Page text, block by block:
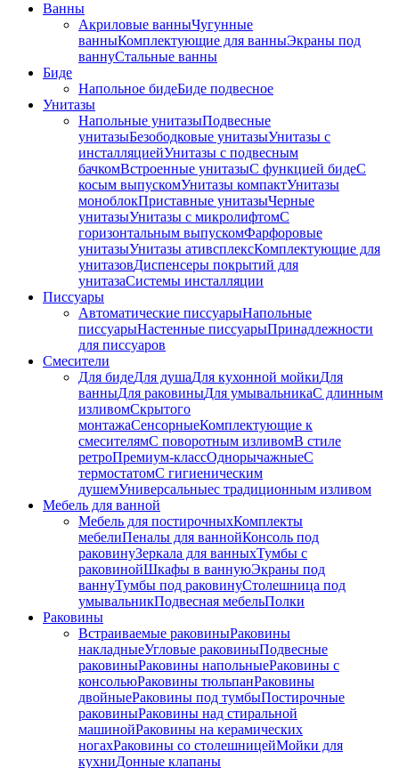
Ванны
Акриловые ванныЧугунные
ванныКомплектующие для ванныЭкраны под
ваннуСтальные ванны
Биде
Напольное бидеБиде пoдвеснoе
Унитазы
Напольные унитазыПодвесные
унитазыБезободковые унитазыУнитазы с
инсталляциейУнитазы с подвесным
бачкомВстроенные унитазыС функцией бидеС
косым выпускомУнитазы компактУнитазы
моноблокПриставные унитазыЧерные
унитазыУнитазы с микролифтомC
горизонтальным выпускомФарфоровые
унитазыУнитазы ативсплексКомплектующие для
унитазовДиспенсеры покрытий для
унитазаСистемы инсталляции
Писсуары
Автоматические писсуарыНапольные
писсуарыНастенные писсуарыПринадлежности
для писсуаров
Смесители
Для бидеДля душаДля кухонной мойкиДля
ванныДля раковиныДля умывальникаС длинным
изливомСкрытого
монтажаСенсорныеКомплектующие к
смесителямС поворотным изливомВ стиле
ретроПремиум-классОднорычажныеС
термостатомС гигиеническим
душемУниверсальныес традиционным изливом
Мебель для ванной
Мебель для постирочныхКомплекты
мебелиПеналы для ваннойКонсоль под
раковинуЗеркала для ванныхТумбы с
раковинойШкафы в ваннуюЭкраны под
ваннуТумбы под раковинуСтолешница под
умывальникПодвесная мебельПолки
Раковины
Встраиваемые раковиныРаковины
накладныеУгловые раковиныПодвесные
раковиныРаковины напольныеРаковины с
консольюРаковины тюльпанРаковины
двойныеРаковины под тумбыПостирочные
раковиныРаковины над стиральной
машинойРаковины на керамических
ногахРаковины со столешницейМойки для
кухниДонные клапаны